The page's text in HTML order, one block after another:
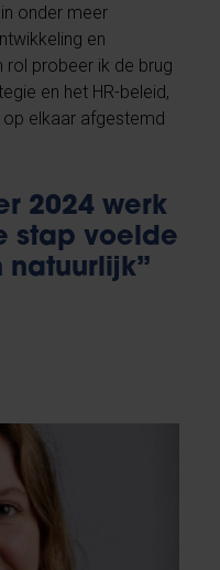
onder meer
en
rol probeer ik de brug
en het HR-beleid,
elkaar afgestemd
2024 werk
stap voelde
natuurlijk”